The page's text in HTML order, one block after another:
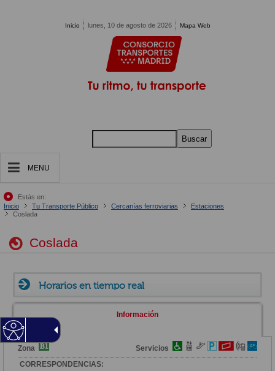
Inicio lunes, 10 de agosto de 2026 Mapa Web
Buscar
MENU
Estás en:
Inicio
Tu Transporte Público Cercanías ferroviarias
Estaciones
Coslada
Coslada
Horarios en tiempo real
Información
Zona
Servicios
CORRESPONDENCIAS: